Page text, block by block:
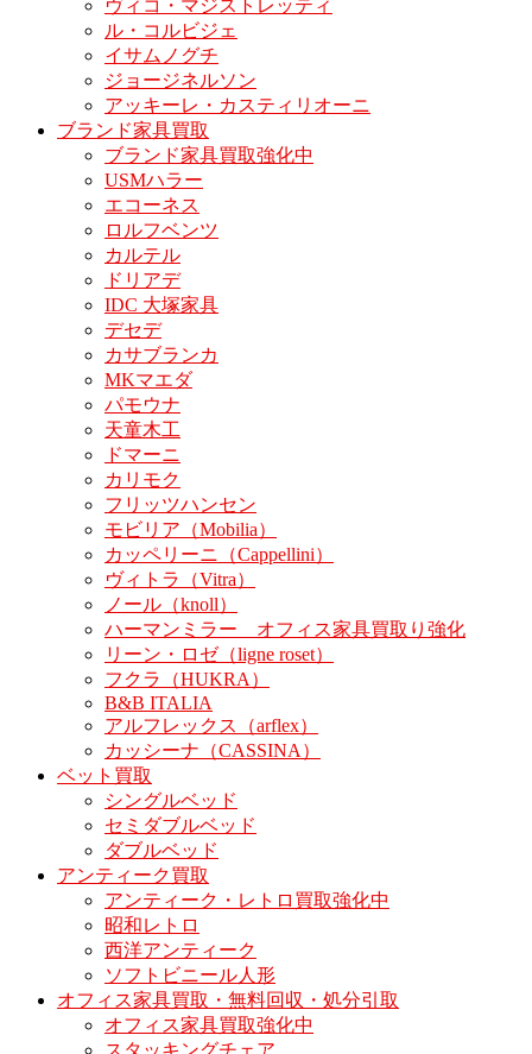
ヴィコ・マジストレッティ
ル・コルビジェ
イサムノグチ
ジョージネルソン
アッキーレ・カスティリオーニ
ブランド家具買取
ブランド家具買取強化中
USMハラー
エコーネス
ロルフベンツ
カルテル
ドリアデ
IDC 大塚家具
デセデ
カサブランカ
MKマエダ
パモウナ
天童木工
ドマーニ
カリモク
フリッツハンセン
モビリア（Mobilia）
カッペリーニ（Cappellini）
ヴィトラ（Vitra）
ノール（knoll）
ハーマンミラー オフィス家具買取り強化
リーン・ロゼ（ligne roset）
フクラ（HUKRA）
B&B ITALIA
アルフレックス（arflex）
カッシーナ（CASSINA）
ベット買取
シングルベッド
セミダブルベッド
ダブルベッド
アンティーク買取
アンティーク・レトロ買取強化中
昭和レトロ
西洋アンティーク
ソフトビニール人形
オフィス家具買取・無料回収・処分引取
オフィス家具買取強化中